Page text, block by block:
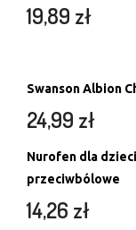
19,89 zł
Swanson Albion
24,99 zł
Nurofen dla
przeciwbólowe
14,26 zł